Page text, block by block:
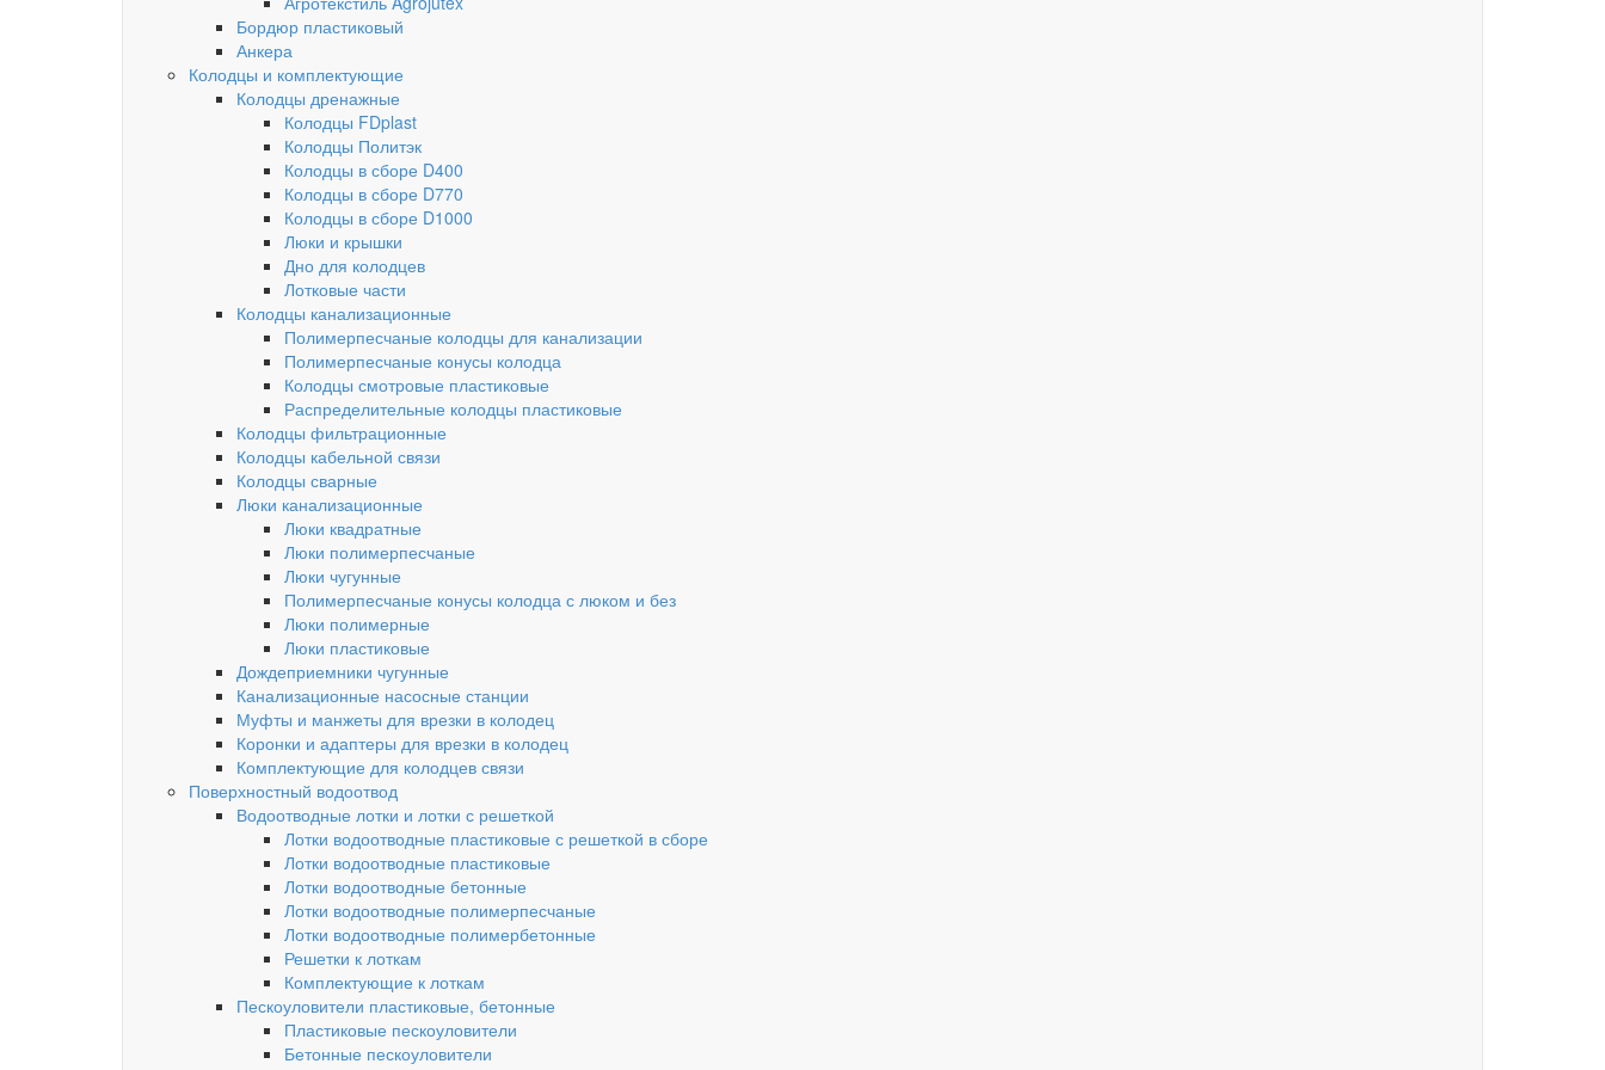
Бордюр пластиковый
Анкера
Колодцы и комплектующие
Колодцы дренажные
Колодцы FDplast
Колодцы Политэк
Колодцы в сборе D400
Колодцы в сборе D770
Колодцы в сборе D1000
Люки и крышки
Дно для колодцев
Лотковые части
Колодцы канализационные
Полимерпесчаные колодцы для канализации
Полимерпесчаные конусы колодца
Колодцы смотровые пластиковые
Распределительные колодцы пластиковые
Колодцы фильтрационные
Колодцы кабельной связи
Колодцы сварные
Люки канализационные
Люки квадратные
Люки полимерпесчаные
Люки чугунные
Полимерпесчаные конусы колодца с люком и без
Люки полимерные
Люки пластиковые
Дождеприемники чугунные
Канализационные насосные станции
Муфты и манжеты для врезки в колодец
Коронки и адаптеры для врезки в колодец
Комплектующие для колодцев связи
Поверхностный водоотвод
Водоотводные лотки и лотки с решеткой
Лотки водоотводные пластиковые с решеткой в сборе
Лотки водоотводные пластиковые
Лотки водоотводные бетонные
Лотки водоотводные полимерпесчаные
Лотки водоотводные полимербетонные
Решетки к лоткам
Комплектующие к лоткам
Пескоуловители пластиковые, бетонные
Пластиковые пескоуловители
Бетонные пескоуловители